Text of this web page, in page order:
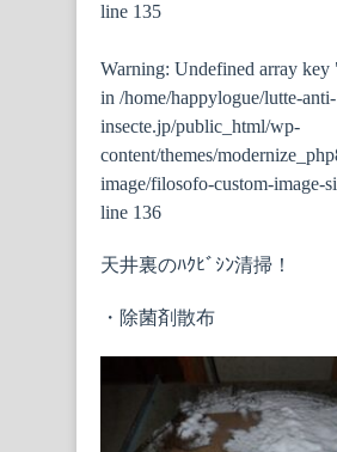
line 135
Warning: Undefined array key
in /home/happylogue/lutte-anti-
insecte.jp/public_html/wp-
content/themes/
image/filosofo-custom-image-
line 136
天井裏のﾊｸﾋﾞｼﾝ清掃！
・除菌剤散布